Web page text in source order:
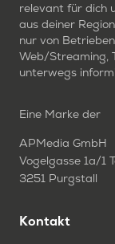
relevant für dich
aus deiner
nur von
Web/Streaming,
unterwegs
Eine Marke der
APMedia GmbH
Vogelgasse 1a/1
3251 Purgstall
Kontakt